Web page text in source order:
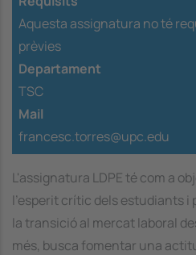
Aquesta assignatura no té
prèvies
Departament
TSC
Mail
francesc.torres@upc.edu
L'assignatura LDPE té com a
l'esperit crític dels estudiants i
la transició al mercat laboral
més, busca fomentar una